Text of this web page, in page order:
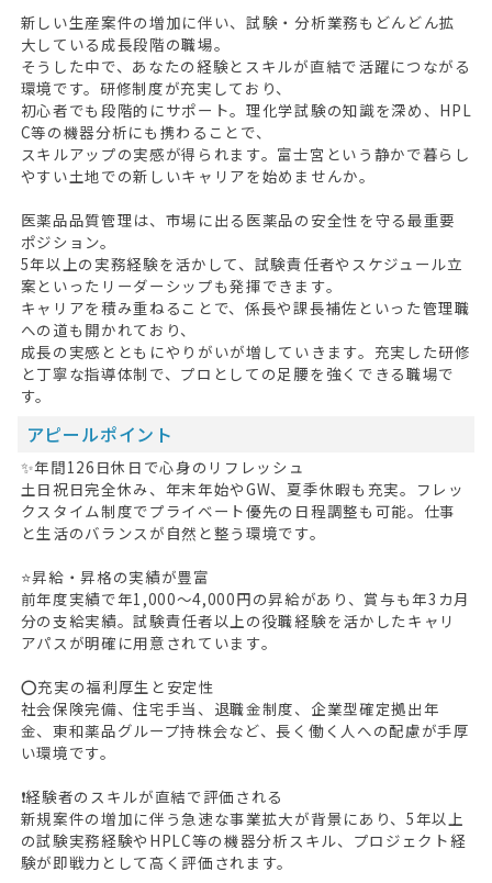
新しい生産案件の増加に伴い、試験・分析業務もどんどん拡
大している成長段階の職場。
そうした中で、あなたの経験とスキルが直結で活躍につながる
環境です。研修制度が充実しており、
初心者でも段階的にサポート。理化学試験の知識を深め、HPL
C等の機器分析にも携わることで、
スキルアップの実感が得られます。富士宮という静かで暮らし
やすい土地での新しいキャリアを始めませんか。
医薬品品質管理は、市場に出る医薬品の安全性を守る最重要
ポジション。
5年以上の実務経験を活かして、試験責任者やスケジュール立
案といったリーダーシップも発揮できます。
キャリアを積み重ねることで、係長や課長補佐といった管理職
への道も開かれており、
成長の実感とともにやりがいが増していきます。充実した研修
と丁寧な指導体制で、プロとしての足腰を強くできる職場で
す。
アピールポイント
✨年間126日休日で心身のリフレッシュ
土日祝日完全休み、年末年始やGW、夏季休暇も充実。フレッ
クスタイム制度でプライベート優先の日程調整も可能。仕事
と生活のバランスが自然と整う環境です。
⭐昇給・昇格の実績が豊富
前年度実績で年1,000～4,000円の昇給があり、賞与も年3カ月
分の支給実績。試験責任者以上の役職経験を活かしたキャリ
アパスが明確に用意されています。
⭕充実の福利厚生と安定性
社会保険完備、住宅手当、退職金制度、企業型確定拠出年
金、東和薬品グループ持株会など、長く働く人への配慮が手厚
い環境です。
❗経験者のスキルが直結で評価される
新規案件の増加に伴う急速な事業拡大が背景にあり、5年以上
の試験実務経験やHPLC等の機器分析スキル、プロジェクト経
験が即戦力として高く評価されます。